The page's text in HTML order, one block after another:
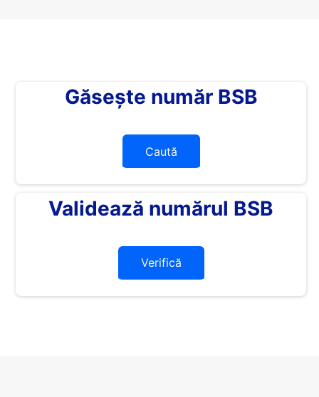
Găsește număr BSB
Caută
Validează numărul BSB
Verifică